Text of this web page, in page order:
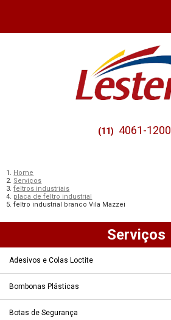
(11) 4061-1200
Home
Serviços
feltros industriais
placa de feltro industrial
feltro industrial branco Vila Mazzei
Serviços
Adesivos e Colas Loctite
Bombonas Plásticas
Botas de Segurança